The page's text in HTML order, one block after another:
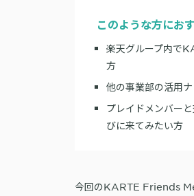
このような方にお
楽天グループ内で
方
他の事業部の活用
プレイドメンバー
びに来てみたい方
今回のKARTE Friends